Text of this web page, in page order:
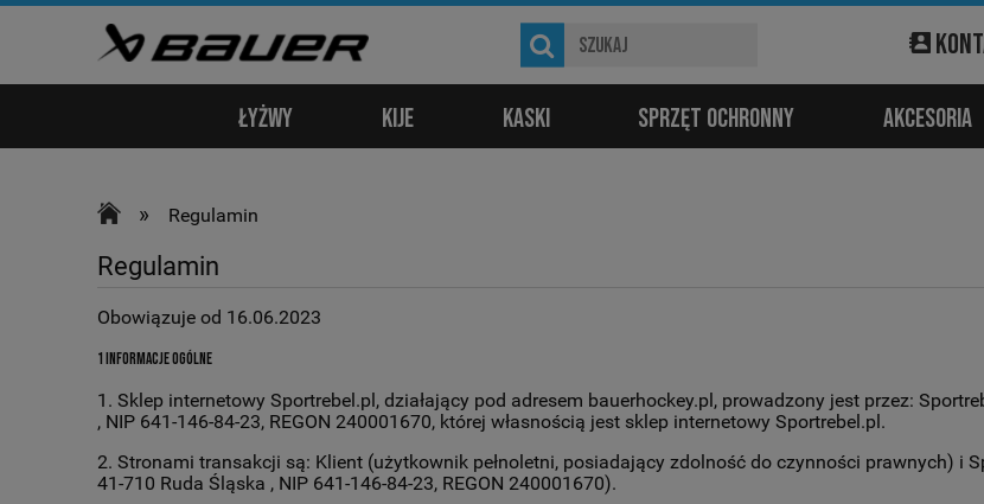
Łyżwy Kije Kaski Sprzęt ochronny Akcesoria
» Regulamin
Regulamin
Obowiązuje od 16.06.2023
1 Informacje ogólne
1. Sklep internetowy Sportrebel.pl, działający pod adresem bauerhockey.pl, prowadzony jest przez:
, NIP 641-146-84-23, REGON 240001670, której własnością jest sklep internetowy Sportrebel.pl.
2. Stronami transakcji są: Klient (użytkownik pełnoletni, posiadający zdolność do czynności prawnych) i
41-710 Ruda Śląska , NIP 641-146-84-23, REGON 240001670).